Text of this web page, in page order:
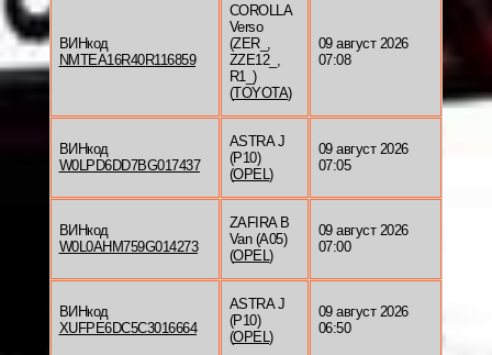
ВИНкод
NMTEA16R40R116859
COROLLA
Verso
(ZER_,
ZZE12_,
R1_)
(TOYOTA)
09 август 2026
07:08
ВИНкод
W0LPD6DD7BG017437
ASTRA J
(P10)
(OPEL )
09 август 2026
07:05
ВИНкод
W0L0AHM759G014273
ZAFIRA B
Van (A05)
(OPEL )
09 август 2026
07:00
ВИНкод
XUFPE6DC5C3016664
ASTRA J
(P10)
(OPEL )
09 август 2026
06:50